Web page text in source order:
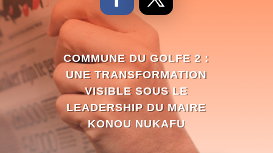
COMMUNE DU GOLFE 2 :
UNE TRANSFORMATION
VISIBLE SOUS LE
LEADERSHIP DU MAIRE
KONOU NUKAFU